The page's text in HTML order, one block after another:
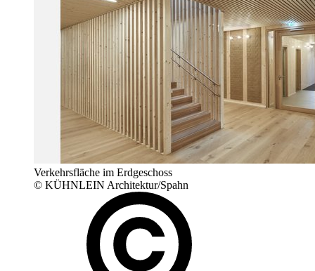
Verkehrsfläche im Erdgeschoss
© KÜHNLEIN Architektur/Spahn